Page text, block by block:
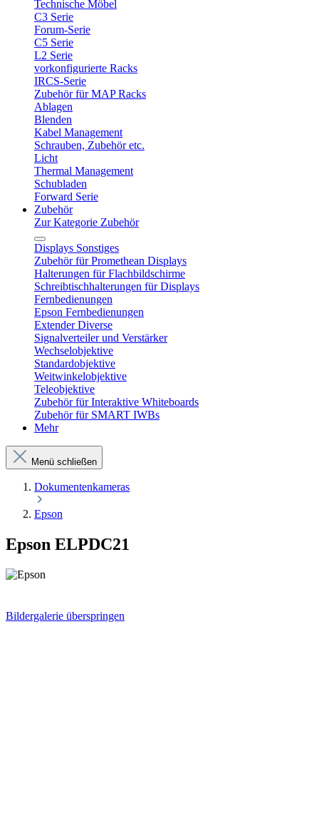
Technische Möbel
C3 Serie
Forum-Serie
C5 Serie
L2 Serie
vorkonfigurierte Racks
IRCS-Serie
Zubehör für MAP Racks
Ablagen
Blenden
Kabel Management
Schrauben, Zubehör etc.
Licht
Thermal Management
Schubladen
Forward Serie
Zubehör
Zur Kategorie Zubehör
Displays Sonstiges
Zubehör für Promethean Displays
Halterungen für Flachbildschirme
Schreibtischhalterungen für Displays
Fernbedienungen
Epson Fernbedienungen
Extender Diverse
Signalverteiler und Verstärker
Wechselobjektive
Standardobjektive
Weitwinkelobjektive
Teleobjektive
Zubehör für Interaktive Whiteboards
Zubehör für SMART IWBs
Mehr
Menü schließen
Dokumentenkameras
Epson
Epson ELPDC21
Bildergalerie überspringen